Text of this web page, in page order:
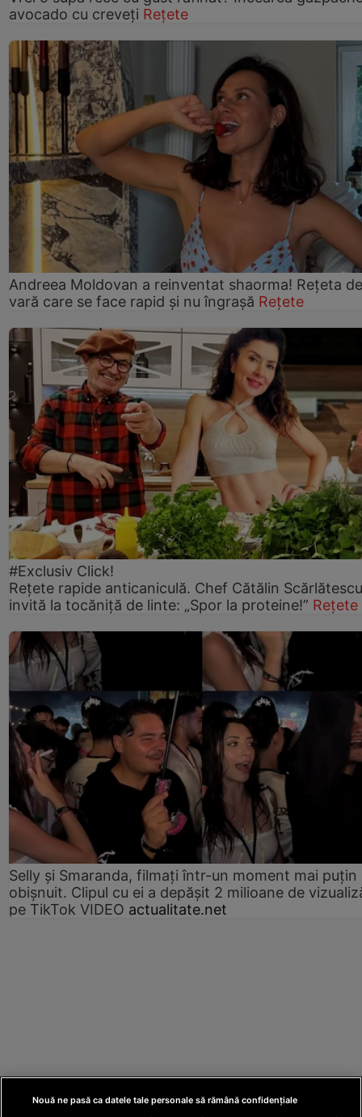
avocado cu creveți Rețete
Andreea Moldovan a reinventat shaorma! Rețeta de
vară care se face rapid și nu îngrașă Rețete
#Exclusiv Click!
Rețete rapide anticaniculă. Chef Cătălin
invită la tocăniță de linte: „Spor la proteine!” Rețete
Selly și Smaranda, filmați într-un moment mai puțin
obișnuit. Clipul cu ei a depășit 2 milioane de
pe TikTok VIDEO actualitate.net
Nouă ne pasă ca datele tale personale să rămână confidențiale